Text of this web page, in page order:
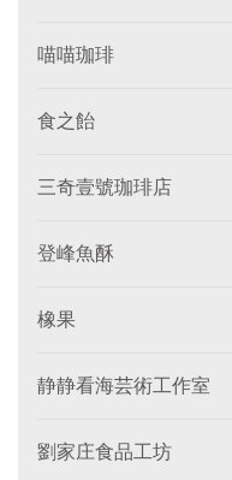
喵喵珈琲
食之飴
三奇壹號珈琲店
登峰魚酥
橡果
静静看海芸術工作室
劉家庄食品工坊